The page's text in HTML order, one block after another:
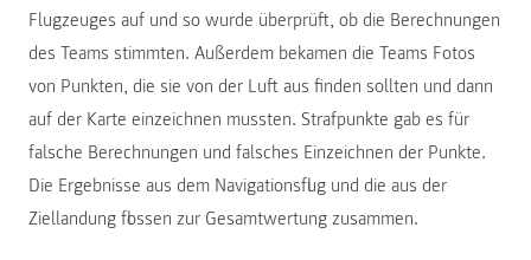
Flugzeuges auf und so wurde überprüft, ob die Berechnungen
des Teams stimmten. Außerdem bekamen die Teams Fotos
von Punkten, die sie von der Luft aus finden sollten und dann
auf der Karte einzeichnen mussten. Strafpunkte gab es für
falsche Berechnungen und falsches Einzeichnen der Punkte.
Die Ergebnisse aus dem Navigationsflug und die aus der
Ziellandung flossen zur Gesamtwertung zusammen.